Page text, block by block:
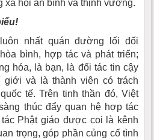
xã hội an bình và thịnh vượng.
nhất quán đường lối đối
bình, hợp tác và phát triển;
hóa, là bạn, là đối tác tin cậy
và là thành viên có trách
tế. Trên tinh thần đó, Việt
thúc đẩy quan hệ hợp tác
Phật giáo được coi là kênh
trọng, góp phần củng cố tình